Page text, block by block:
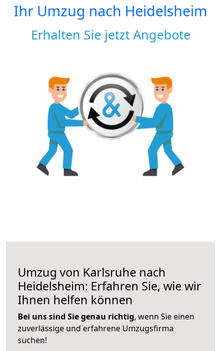
Ihr Umzug nach Heidelsheim
Erhalten Sie jetzt Angebote
Umzug von Karlsruhe nach
Heidelsheim: Erfahren Sie, wie wir
Ihnen helfen können
Bei uns sind Sie genau richtig, wenn Sie einen
zuverlässige und erfahrene Umzugsfirma
suchen!